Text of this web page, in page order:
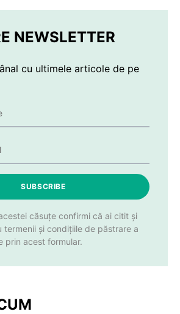
NEWSLETTER
cu ultimele articole de pe
SUBSCRIBE
căsuțe confirmi că ai citit și
termenii și condițiile de păstrare a
prin acest formular.